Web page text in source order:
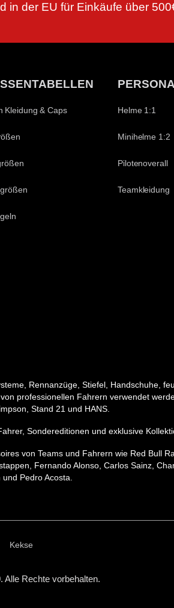
in der EU für Einkäufe über
Kleidung & Caps Helme 1:1
Minihelme 1:2
Pilotenoverall
Teamkleidung
Rennanzüge, Stiefel, Handschuhe,
professionellen Fahrern verwendet
Stand 21 und HANS.
Sondereditionen und exklusive
von Teams und Fahrern wie Red Bull
Fernando Alonso, Carlos Sainz,
Pedro Acosta.
Kekse
Rechte vorbehalten.